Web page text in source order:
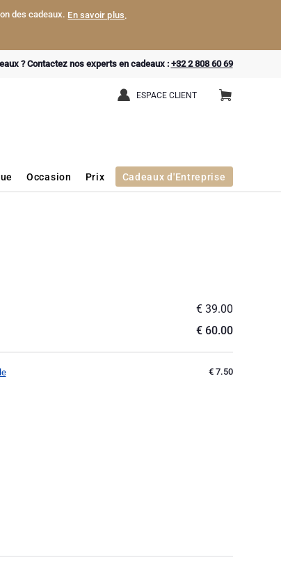
des cadeaux. En savoir plus.
ESPACE CLIENT
? Contactez nos experts en cadeaux : +32 2 808 60 69
Occasion Prix Cadeaux d'Entreprise
€ 39.00
€ 60.00
€ 7.50